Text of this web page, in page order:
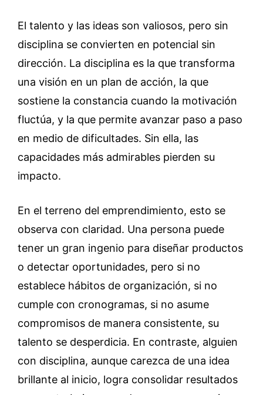
El talento y las ideas son valiosos, pero sin
disciplina se convierten en potencial sin
dirección. La disciplina es la que transforma
una visión en un plan de acción, la que
sostiene la constancia cuando la motivación
fluctúa, y la que permite avanzar paso a paso
en medio de dificultades. Sin ella, las
capacidades más admirables pierden su
impacto.
En el terreno del emprendimiento, esto se
observa con claridad. Una persona puede
tener un gran ingenio para diseñar productos
o detectar oportunidades, pero si no
establece hábitos de organización, si no
cumple con cronogramas, si no asume
compromisos de manera consistente, su
talento se desperdicia. En contraste, alguien
con disciplina, aunque carezca de una idea
brillante al inicio, logra consolidar resultados